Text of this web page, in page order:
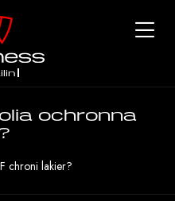
ochronna
chroni lakier?